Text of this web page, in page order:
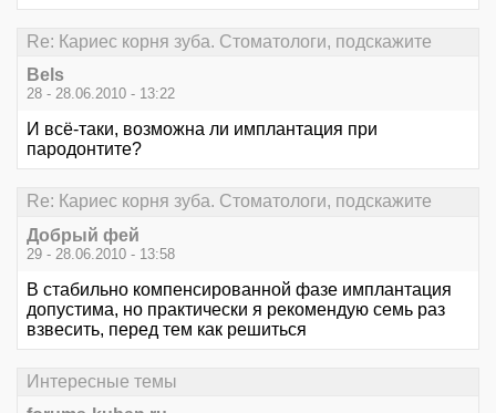
Re: Кариес корня зуба. Стоматологи, подскажите
Bels
28 - 28.06.2010 - 13:22
И всё-таки, возможна ли имплантация при
пародонтите?
Re: Кариес корня зуба. Стоматологи, подскажите
Добрый фей
29 - 28.06.2010 - 13:58
В стабильно компенсированной фазе имплантация
допустима, но практически я рекомендую семь раз
взвесить, перед тем как решиться
Интересные темы